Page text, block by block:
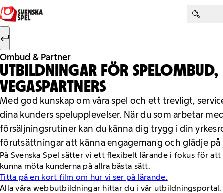
Hoppa till innehåll
Sök efter:
Ombud & Partner
UTBILDNINGAR FÖR
VEGASPARTNERS
Med god kunskap om våra spel och ett trevligt,
dina kunders spelupplevelser. När du som arbetar
försäljningsrutiner kan du känna dig trygg i din
förutsättningar att känna engagemang och glädje
På Svenska Spel sätter vi ett flexibelt lärande i fokus för
kunna möta kunderna på allra bästa sätt.
Titta på en kort film om hur vi ser på lärande.
Alla våra webbutbildningar hittar du i vår utbildningsportal.